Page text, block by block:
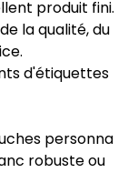
produit fini.
la qualité, du
d'étiquettes
personna
robuste ou